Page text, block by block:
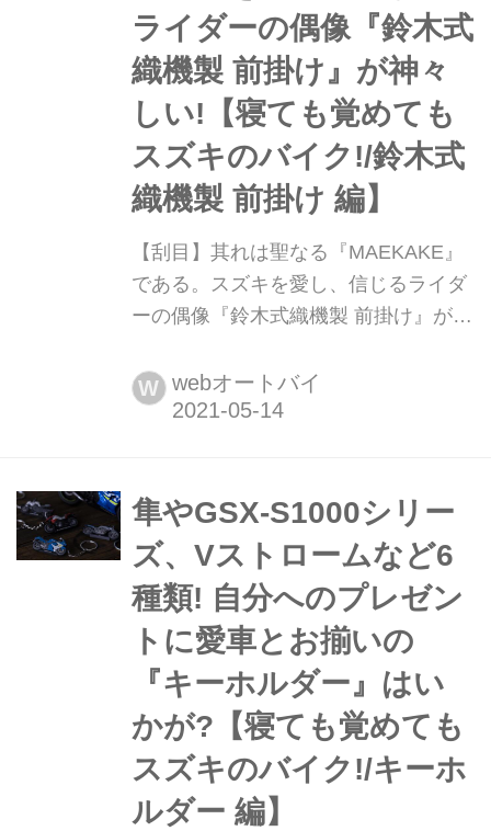
ライダーの偶像『鈴木式
織機製 前掛け』が神々
しい!【寝ても覚めても
スズキのバイク!/鈴木式
織機製 前掛け 編】
【刮目】其れは聖なる『MAEKAKE』
である。スズキを愛し、信じるライダ
ーの偶像『鈴木式織機製 前掛け』が
イク!/鈴木式織機製 前掛け 編】 二輪&
四輪のスズキグッズがインターネット
るオススメグッズをご紹介! 今回は鈴
木式織機で作られためっちゃオシャレ
な「前掛け」です。
W webオートバイ
隼やGSX-S1000シリー
ズ、Vストロームなど6
種類! 自分へのプレゼン
トに愛車とお揃いの
『キーホルダー』はい
かが?【寝ても覚めても
スズキのバイク!/キーホ
ルダー 編】